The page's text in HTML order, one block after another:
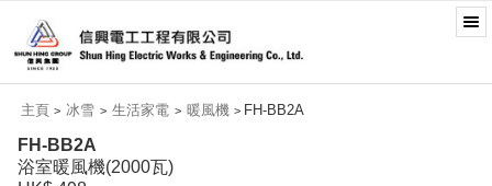
主頁 > 冰雪 > 生活家電 > 暖風機 > FH-BB2A
FH-BB2A
浴室暖風機(2000瓦)